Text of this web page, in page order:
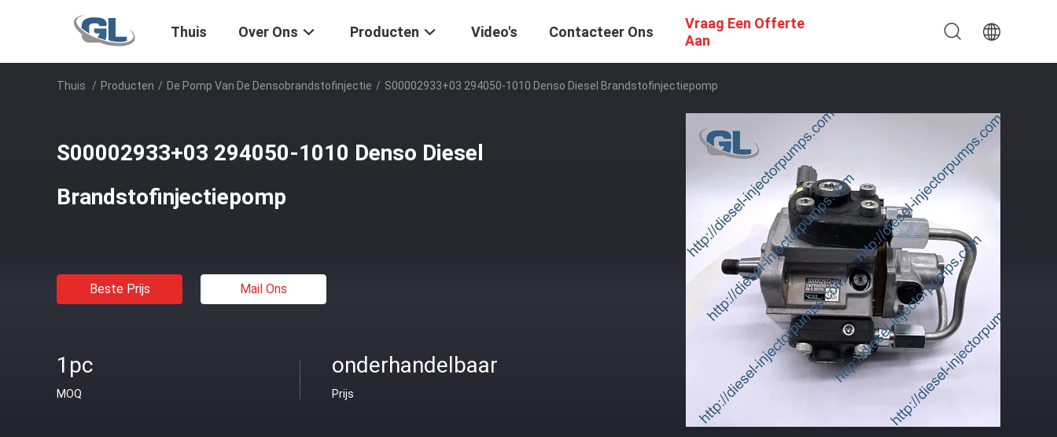
Thuis Over Ons Producten Video's Contacteer Ons
Vraag Een Offerte
Aan
Thuis / Producten / De Pomp Van De Densobrandstofinjectie / S00002933+03 294050-1010 Denso Diesel Brandstofinjectiepomp
S00002933+03 294050-1010 Denso Diesel
Brandstofinjectiepomp
Beste Prijs Mail Ons
1pc
MOQ
onderhandelbaar
Prijs